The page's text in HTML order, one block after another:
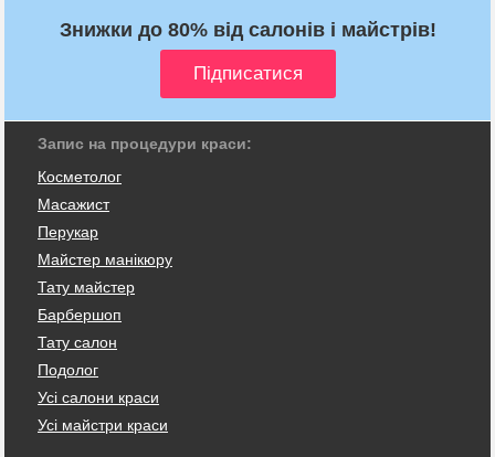
Знижки до 80% від салонів і майстрів!
Запис на процедури краси:
Косметолог
Масажист
Перукар
Майстер манікюру
Тату майстер
Барбершоп
Тату салон
Подолог
Усі салони краси
Усі майстри краси